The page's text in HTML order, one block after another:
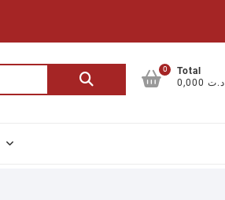
Recherche
0
Total
0,000 د.ت